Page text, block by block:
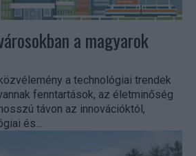
a magyarok
a technológiai trendek
fenntartások, az életminőség
távon az innovációktól,
és...